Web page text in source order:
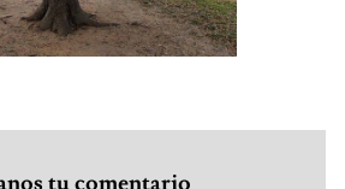
tu comentario